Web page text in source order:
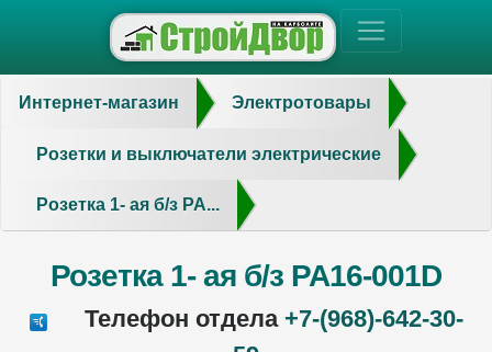
Интернет-магазин Электротовары
Розетки и выключатели электрические
Розетка 1- ая б/з PA...
Розетка 1- ая б/з PA16-001D
Телефон отдела +7-(968)-642-30-